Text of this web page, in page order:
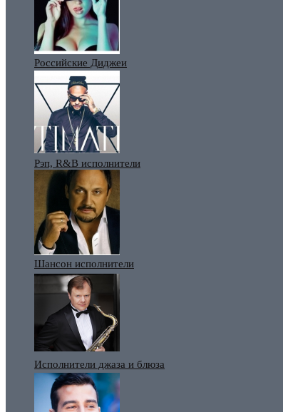
Российские Диджеи
Рэп, R&B исполнители
Шансон исполнители
Исполнители джаза и блюза